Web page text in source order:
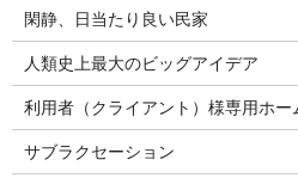
閑静、日当たり良い民家
人類史上最大のビッグアイデア
利用者（クライアント）様専用ホー
サブラクセーション